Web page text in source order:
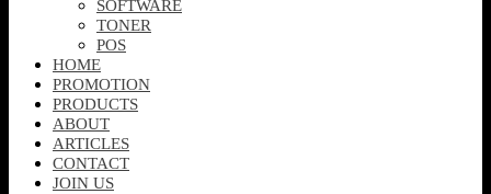
SOFTWARE
TONER
POS
HOME
PROMOTION
PRODUCTS
ABOUT
ARTICLES
CONTACT
JOIN US